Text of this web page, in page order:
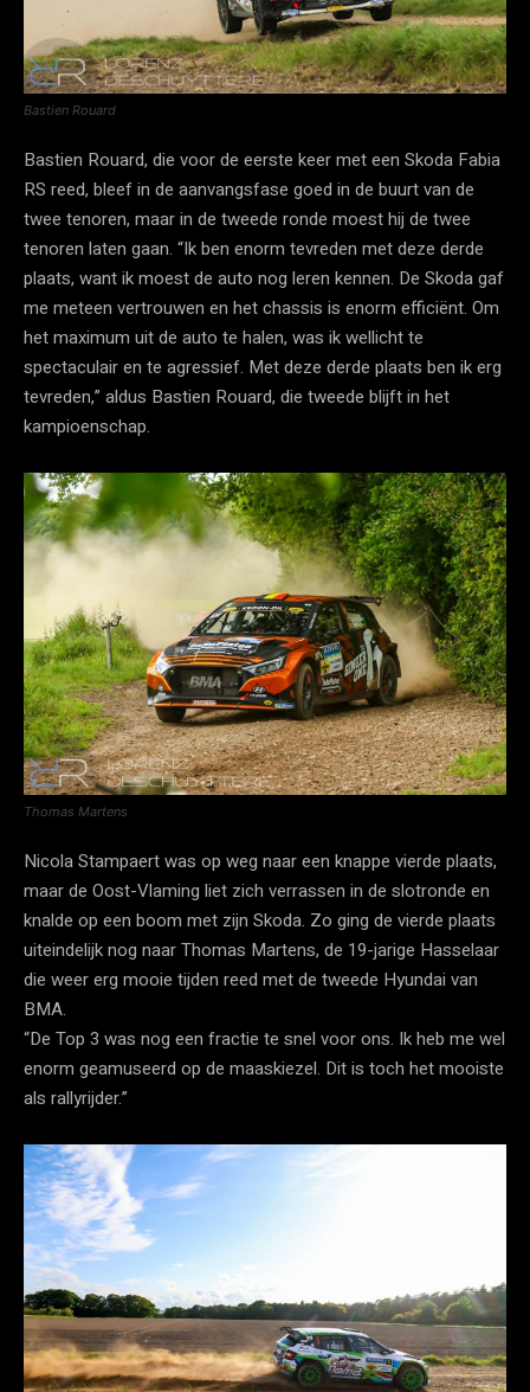
Bastien Rouard
Bastien Rouard, die voor de eerste keer met een Skoda Fabia
RS reed, bleef in de aanvangsfase goed in de buurt van de
twee tenoren, maar in de tweede ronde moest hij de twee
tenoren laten gaan. “Ik ben enorm tevreden met deze derde
plaats, want ik moest de auto nog leren kennen. De Skoda gaf
me meteen vertrouwen en het chassis is enorm efficiënt. Om
het maximum uit de auto te halen, was ik wellicht te
spectaculair en te agressief. Met deze derde plaats ben ik erg
tevreden,” aldus Bastien Rouard, die tweede blijft in het
kampioenschap.
Thomas Martens
Nicola Stampaert was op weg naar een knappe vierde plaats,
maar de Oost-Vlaming liet zich verrassen in de slotronde en
knalde op een boom met zijn Skoda. Zo ging de vierde plaats
uiteindelijk nog naar Thomas Martens, de 19-jarige Hasselaar
die weer erg mooie tijden reed met de tweede Hyundai van
BMA.
“De Top 3 was nog een fractie te snel voor ons. Ik heb me wel
enorm geamuseerd op de maaskiezel. Dit is toch het mooiste
als rallyrijder.”